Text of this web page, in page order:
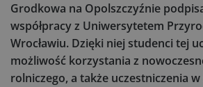
Grodkowa na Opolszczyźnie
współpracy z Uniwersytetem
Wrocławiu. Dzięki niej studenci tej
możliwość korzystania z
rolniczego, a także uczestniczenia